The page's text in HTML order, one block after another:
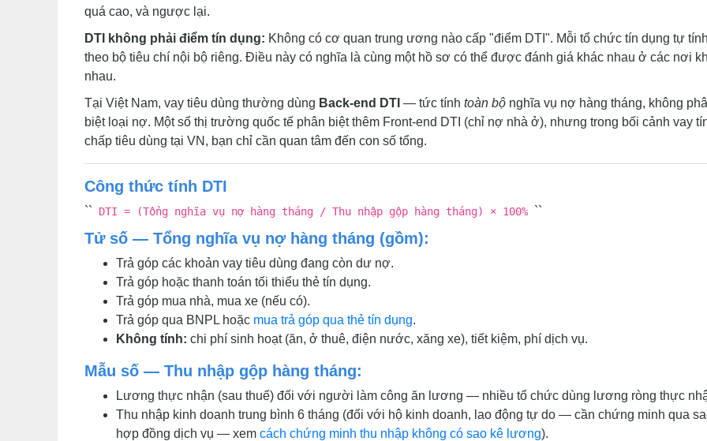
quá cao, và ngược lại.
DTI không phải điểm tín dụng: Không có cơ quan trung ương nào cấp "điểm DTI". Mỗi tổ chức tín dụng tự
theo bộ tiêu chí nội bộ riêng. Điều này có nghĩa là cùng một hồ sơ có thể được đánh giá khác nhau ở các nơi
nhau.
Tại Việt Nam, vay tiêu dùng thường dùng Back-end DTI — tức tính toàn bộ nghĩa vụ nợ hàng tháng, không
biệt loại nợ. Một số thị trường quốc tế phân biệt thêm Front-end DTI (chỉ nợ nhà ở), nhưng trong bối cảnh vay
chấp tiêu dùng tại VN, bạn chỉ cần quan tâm đến con số tổng.
Công thức tính DTI
`` DTI = (Tổng nghĩa vụ nợ hàng tháng / Thu nhập gộp hàng tháng) × 100% ``
Tử số — Tổng nghĩa vụ nợ hàng tháng (gồm):
Trả góp các khoản vay tiêu dùng đang còn dư nợ.
Trả góp hoặc thanh toán tối thiểu thẻ tín dụng.
Trả góp mua nhà, mua xe (nếu có).
Trả góp qua BNPL hoặc mua trả góp qua thẻ tín dụng.
Không tính: chi phí sinh hoạt (ăn, ở thuê, điện nước, xăng xe), tiết kiệm, phí dịch vụ.
Mẫu số — Thu nhập gộp hàng tháng:
Lương thực nhận (sau thuế) đối với người làm công ăn lương — nhiều tổ chức dùng lương ròng thực
Thu nhập kinh doanh trung bình 6 tháng (đối với hộ kinh doanh, lao động tự do — cần chứng minh qua
hợp đồng dịch vụ — xem cách chứng minh thu nhập không có sao kê lương).